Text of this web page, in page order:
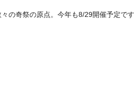
の奇祭の原点。今年も8/29開催予定